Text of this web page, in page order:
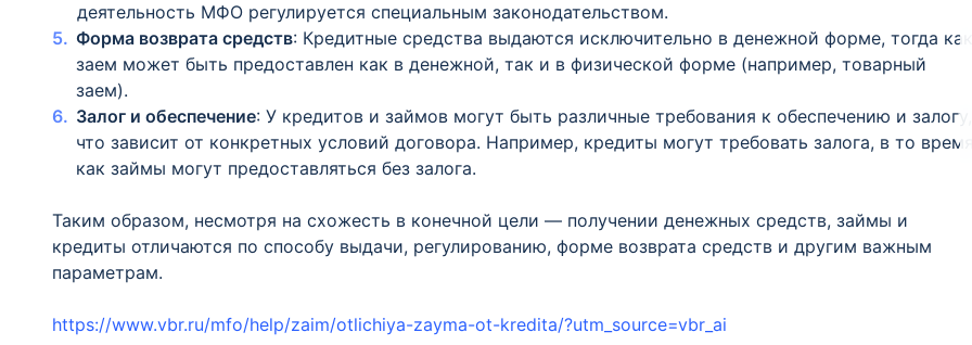
деятельность МФО регулируется специальным законодательством.
Форма возврата средств: Кредитные средства выдаются исключительно в денежной форме, тогда как
заем может быть предоставлен как в денежной, так и в физической форме (например, товарный
заем).
Залог и обеспечение: У кредитов и займов могут быть различные требования к обеспечению и залогу,
что зависит от конкретных условий договора. Например, кредиты могут требовать залога, в то
как займы могут предоставляться без залога.
Таким образом, несмотря на схожесть в конечной цели — получении денежных средств, займы и
кредиты отличаются по способу выдачи, регулированию, форме возврата средств и другим важным
параметрам.
https://www.vbr.ru/mfo/help/zaim/otlichiya-zayma-ot-kredita/?utm_source=vbr_ai